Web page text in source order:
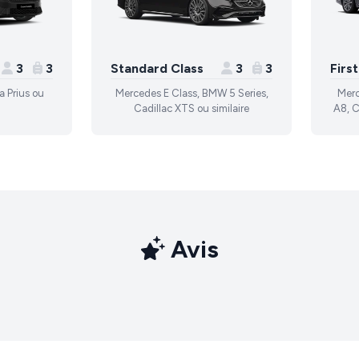
3 3
Prius ou
Standard Class 3 3
Mercedes E Class, BMW 5 Series,
Cadillac XTS ou similaire
A8,
Avis